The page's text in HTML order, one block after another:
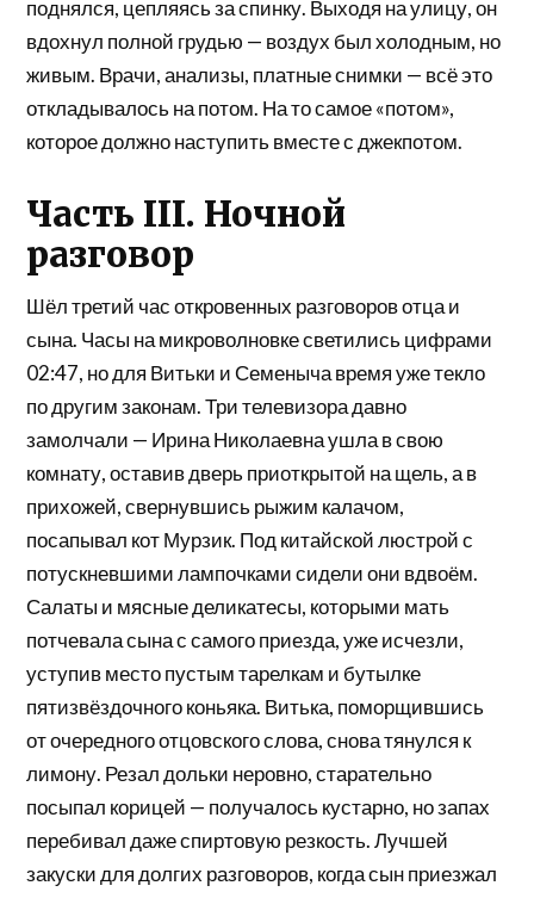
поднялся, цепляясь за спинку. Выходя на улицу, он
вдохнул полной грудью — воздух был холодным, но
живым. Врачи, анализы, платные снимки — всё это
откладывалось на потом. На то самое «потом»,
которое должно наступить вместе с джекпотом.
Часть III. Ночной
разговор
Шёл третий час откровенных разговоров отца и
сына. Часы на микроволновке светились цифрами
02:47, но для Витьки и Семеныча время уже текло
по другим законам. Три телевизора давно
замолчали — Ирина Николаевна ушла в свою
комнату, оставив дверь приоткрытой на щель, а в
прихожей, свернувшись рыжим калачом,
посапывал кот Мурзик. Под китайской люстрой с
потускневшими лампочками сидели они вдвоём.
Салаты и мясные деликатесы, которыми мать
потчевала сына с самого приезда, уже исчезли,
уступив место пустым тарелкам и бутылке
пятизвёздочного коньяка. Витька, поморщившись
от очередного отцовского слова, снова тянулся к
лимону. Резал дольки неровно, старательно
посыпал корицей — получалось кустарно, но запах
перебивал даже спиртовую резкость. Лучшей
закуски для долгих разговоров, когда сын приезжал